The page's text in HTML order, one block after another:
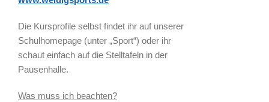
Die Kursprofile selbst findet ihr auf unserer
Schulhomepage (unter „Sport“) oder ihr
schaut einfach auf die Stelltafeln in der
Pausenhalle.
Was muss ich beachten?